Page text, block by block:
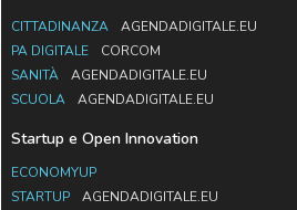
CITTADINANZA
AGENDADIGITALE.EU
PA DIGITALE
CORCOM
SANITÀ
AGENDADIGITALE.EU
SCUOLA
AGENDADIGITALE.EU
Startup e Open Innovation
ECONOMYUP
STARTUP
AGENDADIGITALE.EU